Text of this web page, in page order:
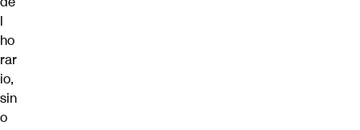
l
ho
rar
io,
sin
o